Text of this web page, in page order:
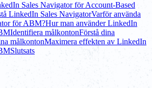
Sales Navigator för Account-Based
LinkedIn Sales NavigatorVarför använda
för ABM?Hur man använder LinkedIn
Identifiera målkontonFörstå dina
målkontonMaximera effekten av LinkedIn
Slutsats